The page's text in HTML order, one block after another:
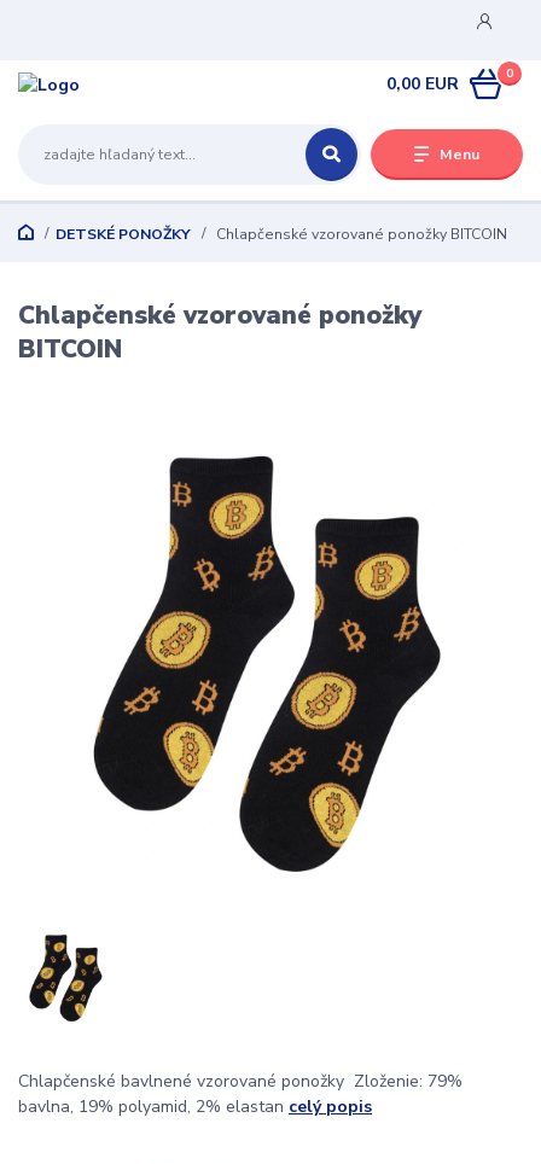
Menu
0
0,00 EUR
DETSKÉ PONOŽKY Chlapčenské vzorované ponožky BITCOIN
Chlapčenské vzorované ponožky
BITCOIN
Chlapčenské bavlnené vzorované ponožky Zloženie: 79%
bavlna, 19% polyamid, 2% elastan celý popis